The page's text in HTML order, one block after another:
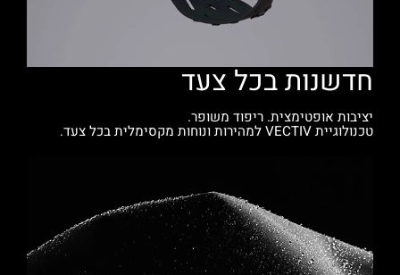
חדשנות בכל צעד
יציבות אופטימצית. ריפוד משופר.
טכנולוגיית VECTIV למהירות ונוחות מקסימלית בכל צעד.